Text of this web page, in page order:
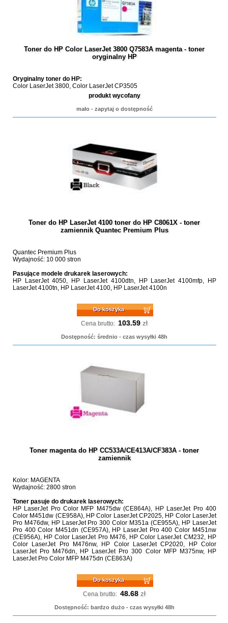
Toner do HP Color LaserJet 3800 Q7583A magenta - toner
oryginalny HP
Oryginalny toner do HP:
Color LaserJet 3800, Color LaserJet CP3505
produkt wycofany
mało - zapytaj o dostępność
Toner do HP LaserJet 4100 toner do HP C8061X - toner
zamiennik Quantec Premium Plus
Quantec Premium Plus
Wydajność: 10 000 stron
Pasujące modele drukarek laserowych:
HP LaserJet 4050, HP LaserJet 4100dtn, HP LaserJet 4100mfp, HP
LaserJet 4100tn, HP LaserJet 4100, HP LaserJet 4100n
Do koszyka
Cena brutto: 103.59 zł
Dostępność: średnio - czas wysyłki 48h
Toner magenta do HP CC533A/CE413A/CF383A - toner
zamiennik
Kolor: MAGENTA
Wydajność: 2800 stron
Toner pasuje do drukarek laserowych:
HP LaserJet Pro Color MFP M475dw (CE864A), HP LaserJet Pro 400
Color M451dw (CE958A), HP Color LaserJet CP2025, HP Color LaserJet
Pro M476dw, HP LaserJet Pro 300 Color M351a (CE955A), HP LaserJet
Pro 400 Color M451dn (CE957A), HP LaserJet Pro 400 Color M451nw
(CE956A), HP Color LaserJet Pro M476, HP Color LaserJet CM232, HP
Color LaserJet Pro M476nw, HP Color LaserJet CP2020, HP Color
LaserJet Pro M476dn, HP LaserJet Pro 300 Color MFP M375nw, HP
LaserJet Pro Color MFP M475dn (CE863A)
Do koszyka
Cena brutto: 48.68 zł
Dostępność: bardzo dużo - czas wysyłki 48h